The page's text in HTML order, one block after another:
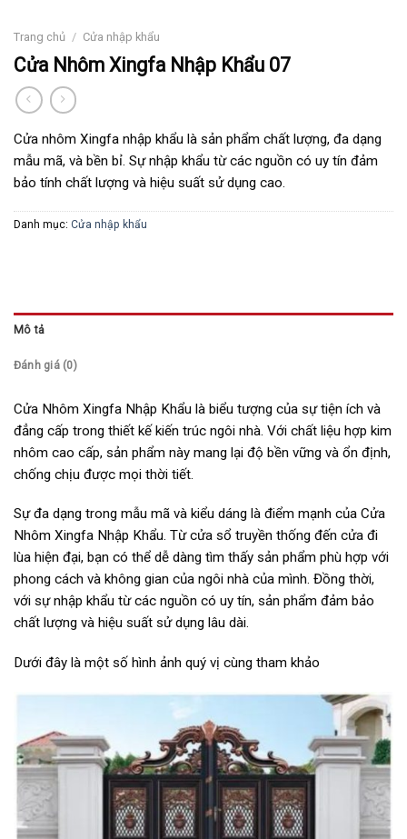
Trang chủ / Cửa nhập khẩu
Cửa Nhôm Xingfa Nhập Khẩu 07
Cửa nhôm Xingfa nhập khẩu là sản phẩm chất lượng, đa dạng
mẫu mã, và bền bỉ. Sự nhập khẩu từ các nguồn có uy tín đảm
bảo tính chất lượng và hiệu suất sử dụng cao.
Danh mục: Cửa nhập khẩu
Mô tả
Đánh giá (0)
Cửa Nhôm Xingfa Nhập Khẩu là biểu tượng của sự tiện ích và
đẳng cấp trong thiết kế kiến trúc ngôi nhà. Với chất liệu hợp kim
nhôm cao cấp, sản phẩm này mang lại độ bền vững và ổn định,
chống chịu được mọi thời tiết.
Sự đa dạng trong mẫu mã và kiểu dáng là điểm mạnh của Cửa
Nhôm Xingfa Nhập Khẩu. Từ cửa sổ truyền thống đến cửa đi
lùa hiện đại, bạn có thể dễ dàng tìm thấy sản phẩm phù hợp với
phong cách và không gian của ngôi nhà của mình. Đồng thời,
với sự nhập khẩu từ các nguồn có uy tín, sản phẩm đảm bảo
chất lượng và hiệu suất sử dụng lâu dài.
Dưới đây là một số hình ảnh quý vị cùng tham khảo